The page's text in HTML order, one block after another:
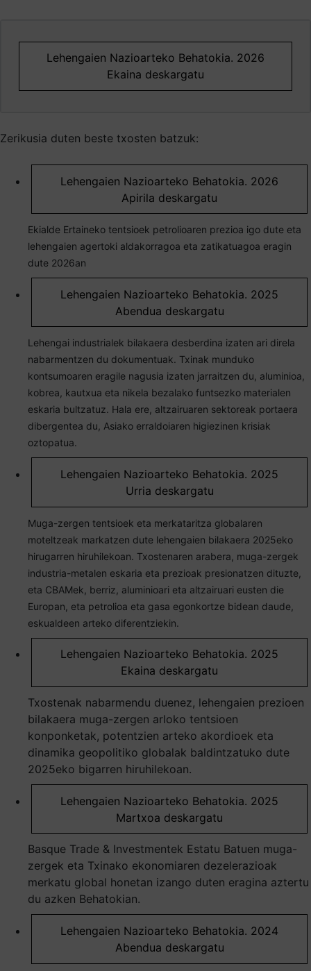
Lehengaien Nazioarteko Behatokia. 2026
Ekaina deskargatu
Zerikusia duten beste txosten batzuk:
Lehengaien Nazioarteko Behatokia. 2026
Apirila deskargatu
Ekialde Ertaineko tentsioek petrolioaren prezioa igo dute eta
lehengaien agertoki aldakorragoa eta zatikatuagoa eragin
dute 2026an
Lehengaien Nazioarteko Behatokia. 2025
Abendua deskargatu
Lehengai industrialek bilakaera desberdina izaten ari direla
nabarmentzen du dokumentuak. Txinak munduko
kontsumoaren eragile nagusia izaten jarraitzen du, aluminioa,
kobrea, kautxua eta nikela bezalako funtsezko materialen
eskaria bultzatuz. Hala ere, altzairuaren sektoreak portaera
dibergentea du, Asiako erraldoiaren higiezinen krisiak
oztopatua.
Lehengaien Nazioarteko Behatokia. 2025
Urria deskargatu
Muga-zergen tentsioek eta merkataritza globalaren
moteltzeak markatzen dute lehengaien bilakaera 2025eko
hirugarren hiruhilekoan. Txostenaren arabera, muga-zergek
industria-metalen eskaria eta prezioak presionatzen dituzte,
eta CBAMek, berriz, aluminioari eta altzairuari eusten die
Europan, eta petrolioa eta gasa egonkortze bidean daude,
eskualdeen arteko diferentziekin.
Lehengaien Nazioarteko Behatokia. 2025
Ekaina deskargatu
Txostenak nabarmendu duenez, lehengaien prezioen
bilakaera muga-zergen arloko tentsioen
konponketak, potentzien arteko akordioek eta
dinamika geopolitiko globalak baldintzatuko dute
2025eko bigarren hiruhilekoan.
Lehengaien Nazioarteko Behatokia. 2025
Martxoa deskargatu
Basque Trade & Investmentek Estatu Batuen muga-
zergek eta Txinako ekonomiaren dezelerazioak
merkatu global honetan izango duten eragina aztertu
du azken Behatokian.
Lehengaien Nazioarteko Behatokia. 2024
Abendua deskargatu